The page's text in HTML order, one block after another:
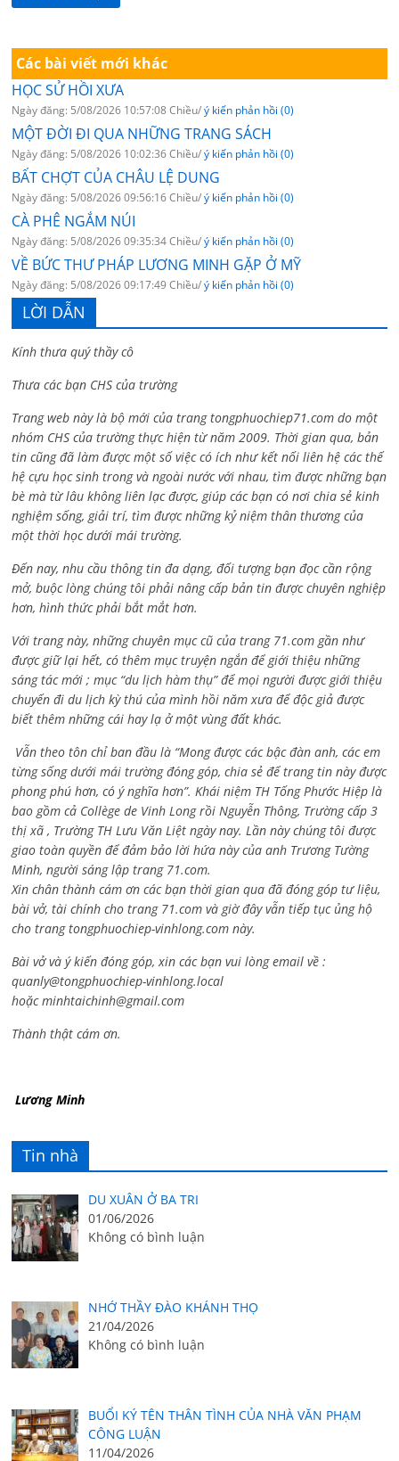
Các bài viết mới khác
HỌC SỬ HỒI XƯA
Ngày đăng: 5/08/2026 10:57:08 Chiều/ý kiến phản hồi (0)
MỘT ĐỜI ĐI QUA NHỮNG TRANG SÁCH
Ngày đăng: 5/08/2026 10:02:36 Chiều/ý kiến phản hồi (0)
BẤT CHỢT CỦA CHÂU LỆ DUNG
Ngày đăng: 5/08/2026 09:56:16 Chiều/ý kiến phản hồi (0)
CÀ PHÊ NGẮM NÚI
Ngày đăng: 5/08/2026 09:35:34 Chiều/ý kiến phản hồi (0)
VỀ BỨC THƯ PHÁP LƯƠNG MINH GẶP Ở MỸ
Ngày đăng: 5/08/2026 09:17:49 Chiều/ý kiến phản hồi (0)
LỜI DẪN
Kính thưa quý thầy cô
Thưa các bạn CHS của trường
Trang web này là bộ mới của trang tongphuochiep71.com do một
nhóm CHS của trường thực hiện từ năm 2009. Thời gian qua, bản
tin cũng đã làm được một số việc có ích như kết nối liên hệ các thế
hệ cựu học sinh trong và ngoài nước với nhau, tìm được những bạn
bè mà từ lâu không liên lạc được, giúp các bạn có nơi chia sẻ kinh
nghiệm sống, giải trí, tìm được những kỷ niệm thân thương của
một thời học dưới mái trường.
Đến nay, nhu cầu thông tin đa dạng, đối tượng bạn đọc cần rộng
mở, buộc lòng chúng tôi phải nâng cấp bản tin được chuyên nghiệp
hơn, hình thức phải bắt mắt hơn.
Với trang này, những chuyên mục cũ của trang 71.com gần như
được giữ lại hết, có thêm mục truyện ngắn để giới thiệu những
sáng tác mới ; mục “du lịch hàm thụ” để mọi người được giới thiệu
chuyến đi du lịch kỳ thú của mình hồi năm xưa để độc giả được
biết thêm những cái hay lạ ở một vùng đất khác.
Vẫn theo tôn chỉ ban đầu là “Mong được các bậc đàn anh, các em
từng sống dưới mái trường đóng góp, chia sẻ để trang tin này được
phong phú hơn, có ý nghĩa hơn”. Khái niệm TH Tống Phước Hiệp là
bao gồm cả Collège de Vinh Long rồi Nguyễn Thông, Trường cấp 3
thị xã , Trường TH Lưu Văn Liệt ngày nay. Lần này chúng tôi được
giao toàn quyền để đảm bảo lời hứa này của anh Trương Tường
Minh, người sáng lập trang 71.com.
Xin chân thành cám ơn các bạn thời gian qua đã đóng góp tư liệu,
bài vở, tài chính cho trang 71.com và giờ đây vẫn tiếp tục ủng hộ
cho trang tongphuochiep-vinhlong.com này.
Bài vở và ý kiến đóng góp, xin các bạn vui lòng email về :
quanly@tongphuochiep-vinhlong.local
hoặcminhtaichinh@gmail.com
Thành thật cám ơn.
Lương Minh
Tin nhà
DU XUÂN Ở BA TRI
01/06/2026
Không có bình luận
NHỚ THẦY ĐÀO KHÁNH THỌ
21/04/2026
Không có bình luận
BUỔI KÝ TÊN THÂN TÌNH CỦA NHÀ VĂN PHẠM
CÔNG LUẬN
11/04/2026